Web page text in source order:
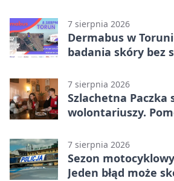
7 sierpnia 2026
Dermabus w
badania skóry bez
7 sierpnia 2026
Szlachetna Paczka
wolontariuszy.
7 sierpnia 2026
Sezon
Jeden błąd może